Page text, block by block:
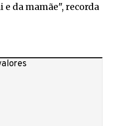
e da mamãe", recorda